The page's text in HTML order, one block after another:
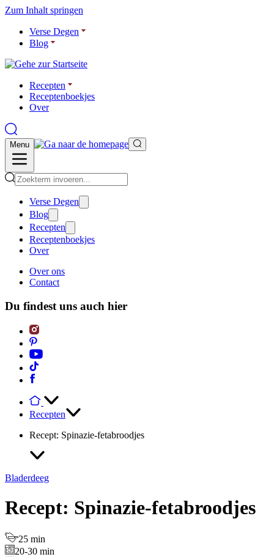
Zum Inhalt springen
Verse Degen
Blog
Recepten
Receptenboekjes
Over
Menu
Verse Degen
Blog
Recepten
Receptenboekjes
Over
Over ons
Contact
Du findest uns auch hier
Recepten
Recept: Spinazie-fetabroodjes
Bladerdeeg
Recept: Spinazie-fetabroodjes
25 min
20-30 min